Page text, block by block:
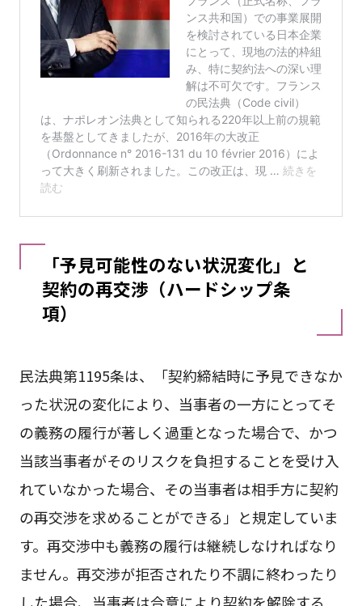
「予見可能性のない状況変化」と
契約の再交渉（ハードシップ条
項）
民法典第1195条は、「契約締結時に予見できなか
った状況の変化により、当事者の一方にとってそ
の義務の履行が著しく過重となった場合で、かつ
当該当事者がそのリスクを負担することを受け入
れていなかった場合、その当事者は相手方に契約
の再交渉を求めることができる」と規定していま
す。再交渉中も義務の履行は継続しなければなり
ません。再交渉が拒否されたり不調に終わったり